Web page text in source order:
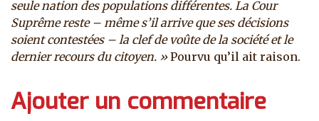
seule nation des populations différentes. La Cour
Suprême reste – même s’il arrive que ses décisions
soient contestées – la clef de voûte de la société et le
dernier recours du citoyen. »Pourvu qu’il ait raison.
Ajouter un commentaire